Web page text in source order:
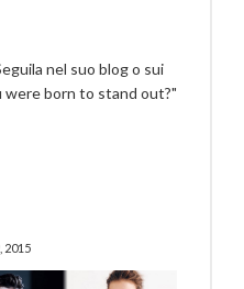
nel suo blog o sui
were born to stand out?"
2015